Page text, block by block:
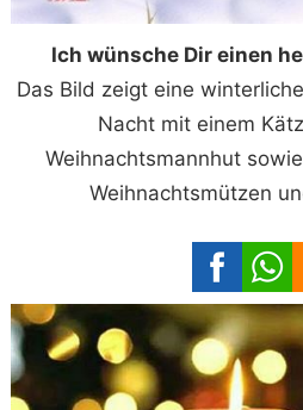
Ich wünsche Dir einen
Das Bild zeigt eine
Nacht mit einem
Weihnachtsmannhut
Weihnachtsmützen